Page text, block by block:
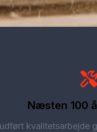
Næsten 100